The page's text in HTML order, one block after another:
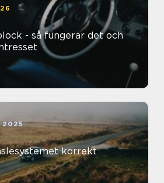
- så fungerar det och
korrekt